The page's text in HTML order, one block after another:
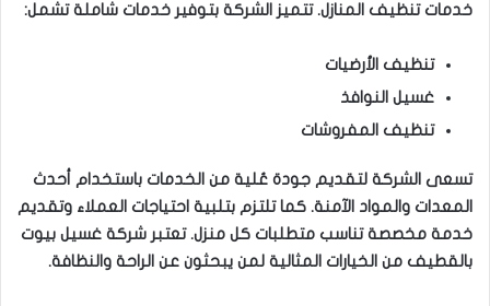
خدمات تنظيف المنازل. تتميز الشركة بتوفير خدمات شاملة تشمل:
تنظيف الأرضيات
غسيل النوافذ
تنظيف المفروشات
تسعى الشركة لتقديم جودة عُلية من الخدمات باستخدام أحدث
المعدات والمواد الآمنة. كما تلتزم بتلبية احتياجات العملاء وتقديم
خدمة مخصصة تناسب متطلبات كل منزل. تعتبر شركة غسيل بيوت
بالقطيف من الخيارات المثالية لمن يبحثون عن الراحة والنظافة.